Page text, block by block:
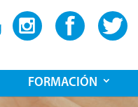
FORMACIÓN